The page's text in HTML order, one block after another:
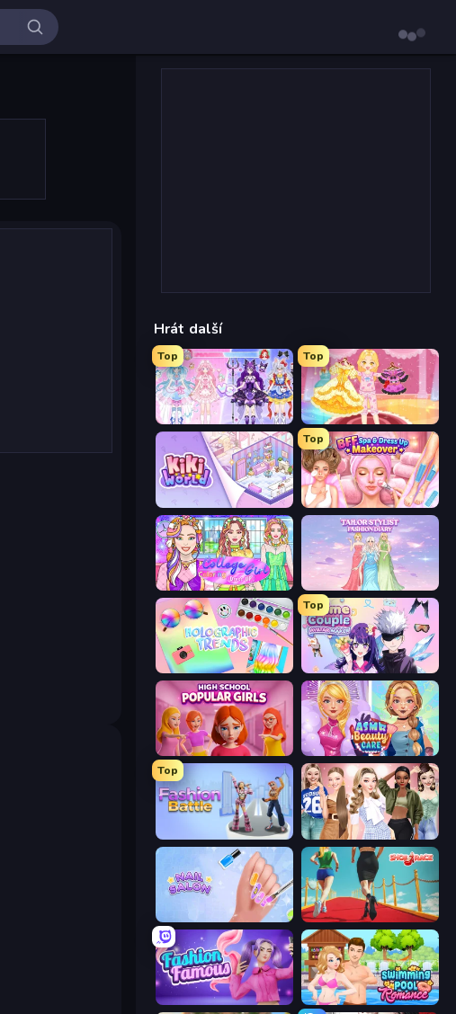
Hrát další
Top
Idol Livestream: Fashion Game
Top
Royal Glow Princess Makeover
KiKi World
Top
BFF Makeover - Spa & Dress Up
College Girl Coloring Dress Up Tailor Stylist: Fashion Diary
Holographic Trends
Top
Anime Couple: Avatar Maker
ASMR Beauty Care
Top
Fashion Battle Fashion Week 2025
Nail Salon Shoe Race
Fashion Famous Swimming Pool Romance